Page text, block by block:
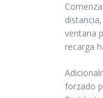
ventana
recarga
forzado